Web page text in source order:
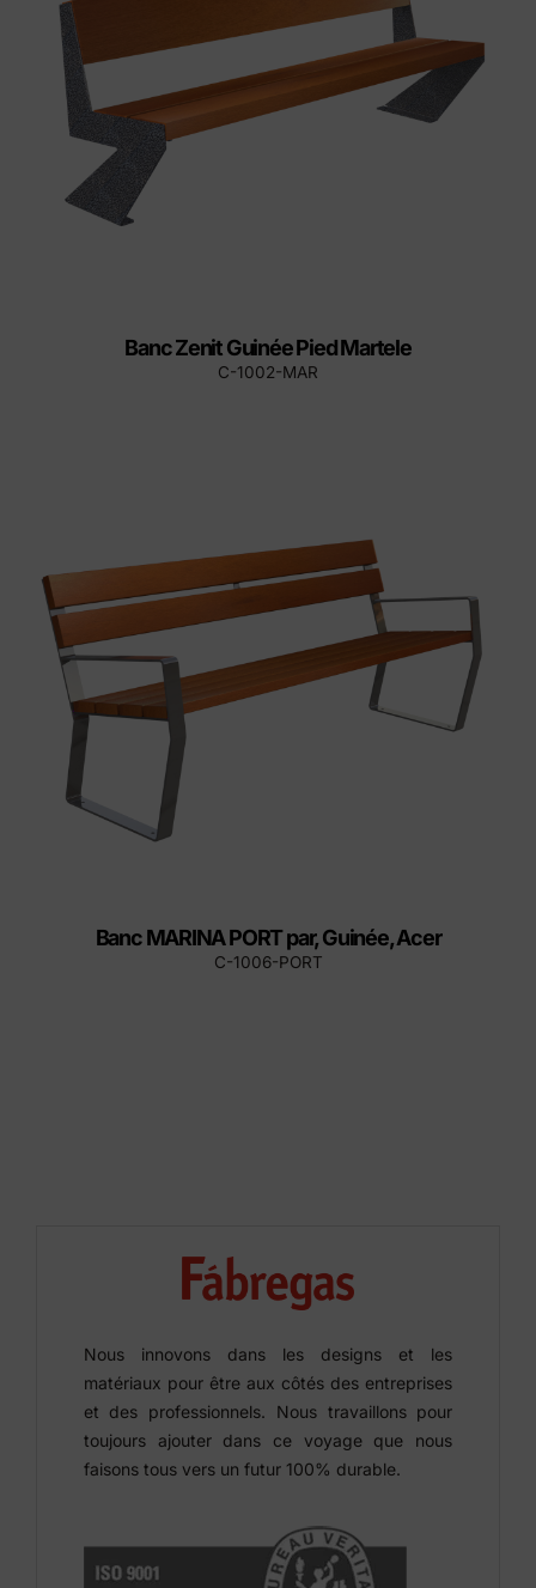
Banc Zenit Guinée Pied Martele
C-1002-MAR
Banc MARINA PORT par, Guinée, Acer
C-1006-PORT
Nous innovons dans les designs et les
matériaux pour être aux côtés des entreprises
et des professionnels. Nous travaillons pour
toujours ajouter dans ce voyage que nous
faisons tous vers un futur 100% durable.